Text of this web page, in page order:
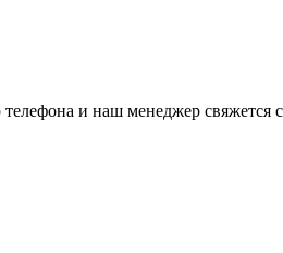
и наш менеджер свяжется